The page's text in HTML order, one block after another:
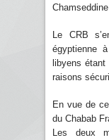
Le CRB
égyptienne
libyens étant
raisons
En vue de
du Chabab
Les deux